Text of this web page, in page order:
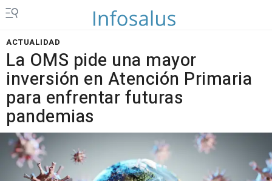
ACTUALIDAD
La OMS pide una mayor
inversión en Atención Primaria
para enfrentar futuras
pandemias